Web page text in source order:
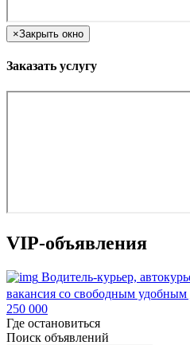
×Закрыть окно
Заказать услугу
VIP-объявления
Водитель-курьер,
вакансия со свободным
250 000
Где остановиться
Поиск объявлений